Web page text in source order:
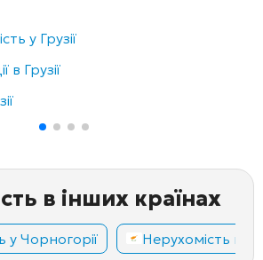
у Грузії
в Грузії
в інших країнах
у Чорногорії Нерухомість на